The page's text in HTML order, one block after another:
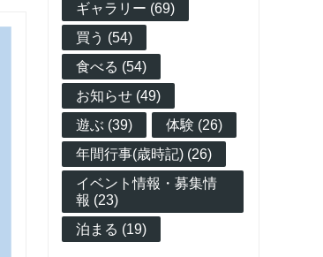
ギャラリー (69)
買う (54)
食べる (54)
お知らせ (49)
遊ぶ (39)
体験 (26)
年間行事(歳時記) (26)
イベント情報・募集情
報 (23)
泊まる (19)